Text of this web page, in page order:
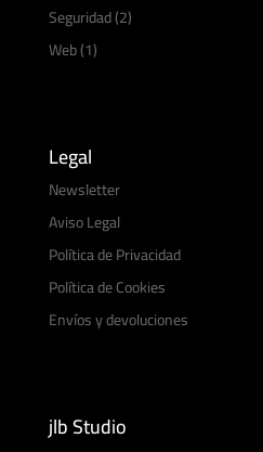
Seguridad(2)
Web(1)
Legal
Newsletter
Aviso Legal
Política de Privacidad
Política de Cookies
Envíos y devoluciones
jlb Studio